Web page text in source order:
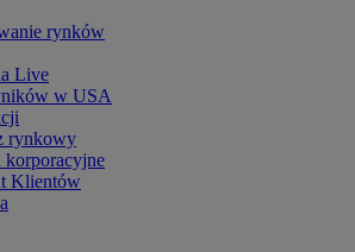
rynków
Live
w USA
rynkowy
korporacyjne
Klientów